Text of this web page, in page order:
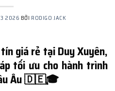
3 2026 BỞI RODIGO JACK
giá rẻ tại Duy Xuyên,
tối ưu cho hành trình
Âu 🇩🇪🎓